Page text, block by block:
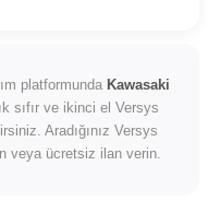
platformunda Kawasaki
sıfır ve ikinci el Versys
Aradığınız Versys
veya ücretsiz ilan verin.